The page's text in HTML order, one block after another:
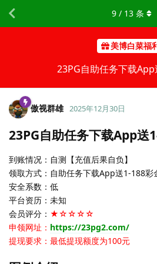
美博白菜福
23PG自助任务下载
9 / 13 条
傲视群雄 2025年12月30日
23PG自助任务下载App送
到账情况：自测【充值后果自负】
领取方式：自助任务下载App送1-188彩
安全系数：低
平台资历：未知
会员评分： ★☆☆☆☆
申领网址： https://23pg2.com/
提现要求：最低提现额度为100元